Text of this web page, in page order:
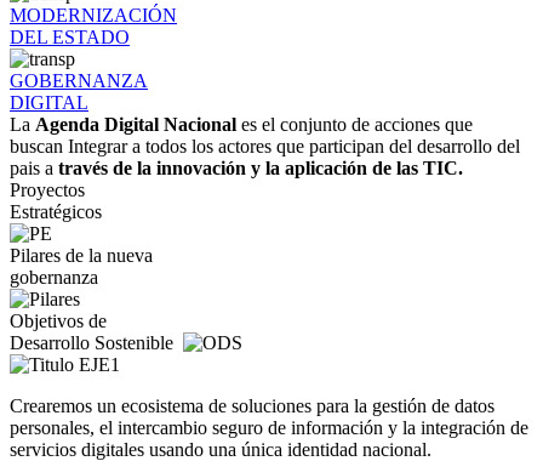
MODERNIZACIÓN
DEL ESTADO
GOBERNANZA
DIGITAL
La Agenda Digital Nacional es el conjunto de acciones que
buscan Integrar a todos los actores que participan del desarrollo del
pais a través de la innovación y la aplicación de las TIC.
Proyectos
Estratégicos
Pilares de la nueva
gobernanza
Objetivos de
Desarrollo Sostenible
Crearemos un ecosistema de soluciones para la gestión de datos
personales, el intercambio seguro de información y la integración de
servicios digitales usando una única identidad nacional.